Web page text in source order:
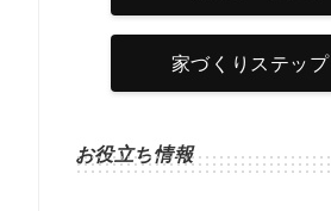
家づくりステップ
お役立ち情報